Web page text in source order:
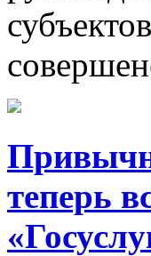
теперь